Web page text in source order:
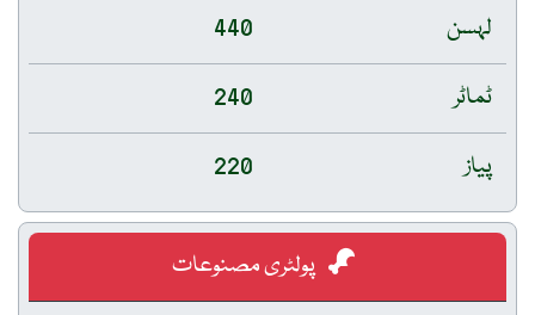
لہسن
440
ٹماٹر
240
پیاز
220
پولٹری مصنوعات